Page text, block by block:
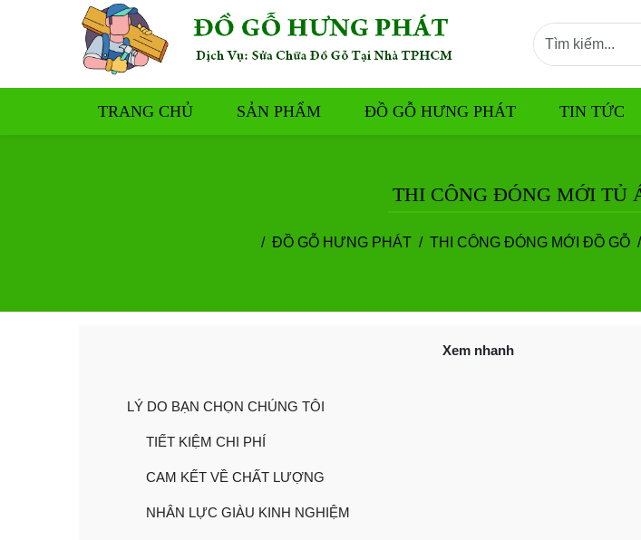
TRANG CHỦ SẢN PHẨM ĐỒ GỖ HƯNG PHÁT TIN TỨC
THI CÔNG ĐÓNG MỚI TỦ
ĐỒ GỖ HƯNG PHÁT THI CÔNG ĐÓNG MỚI ĐỒ GỖ
Xem nhanh
LÝ DO BẠN CHỌN CHÚNG TÔI
TIẾT KIỆM CHI PHÍ
CAM KẾT VỀ CHẤT LƯỢNG
NHÂN LỰC GIÀU KINH NGHIỆM